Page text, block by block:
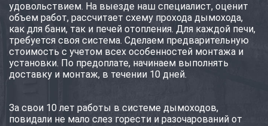
удовольствием. На выезде наш специалист, оценит
объем работ, рассчитает схему прохода дымохода,
как для бани, так и печей отопления. Для каждой печи,
требуется своя система. Сделаем предварительную
стоимость с учетом всех особенностей монтажа и
установки. По предоплате, начинаем выполнять
доставку и монтаж, в течении 10 дней.
За свои 10 лет работы в системе дымоходов,
повидали не мало слез горести и разочарований от